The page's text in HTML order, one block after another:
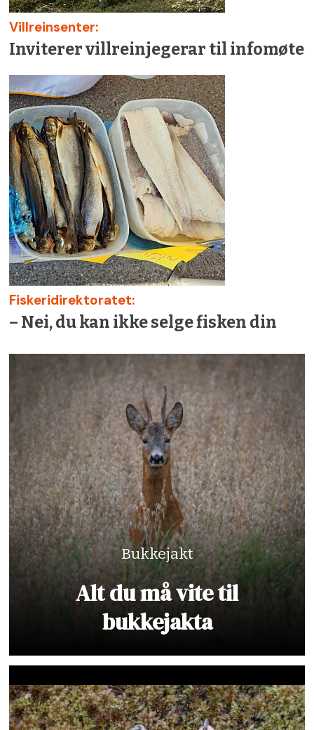
Villreinsenter:
Inviterer villreinjegerar til infomøte
Fiskeridirektoratet:
– Nei, du kan ikke selge fisken din
Bukkejakt
Alt du må vite til
bukkejakta